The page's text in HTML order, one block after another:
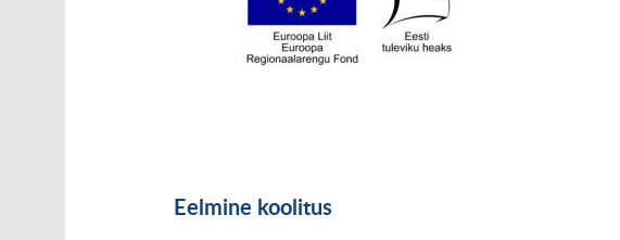
Eelmine koolitus